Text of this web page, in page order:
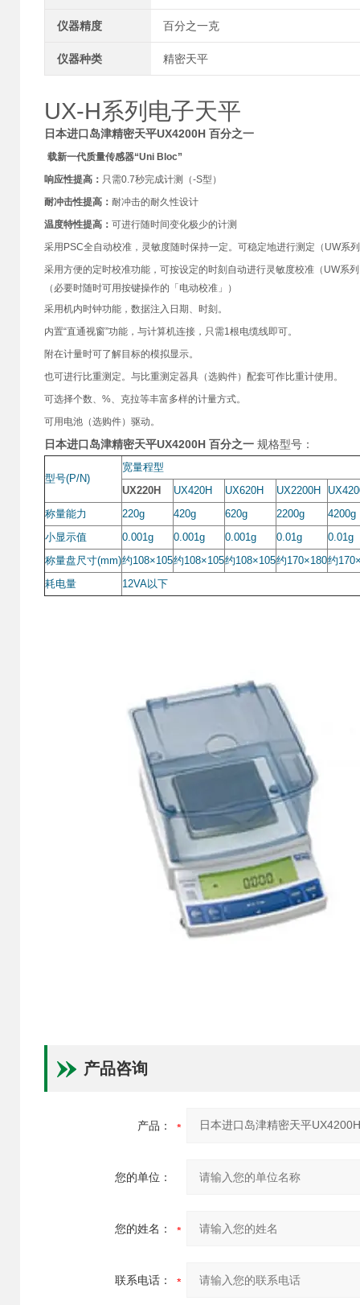
仪器精度 百分之一克
仪器种类 精密天平
UX-H系列电子天平
日本进口岛津精密天平UX4200H 百分之一
载新一代质量传感器“Uni Bloc”
响应性提高： 只需0.7秒完成计测（-S型）
耐冲击性提高： 耐冲击的耐久性设计
温度特性提高： 可进行随时间变化极少的计测
采用PSC全自动校准，灵敏度随时保持一定。可稳定地进行测定（UW系
采用方便的定时校准功能，可按设定的时刻自动进行灵敏度校准（UW系
（必要时随时可用按键操作的「电动校准」）
采用机内时钟功能，数据注入日期、时刻。
内置“直通视窗”功能，与计算机连接，只需1根电缆线即可。
附在计量时可了解目标的模拟显示。
也可进行比重测定。与比重测定器具（选购件）配套可作比重计使用。
可选择个数、%、克拉等丰富多样的计量方式。
可用电池（选购件）驱动。
日本进口岛津精密天平UX4200H 百分之一 规格型号：
型号(P/N)
宽量程型
UX220H
UX420H UX620H UX2200H
称量能力
220g 420g 620g 2200g
4200g
小显示值
0.001g 0.001g 0.001g 0.01g
0.01g
称量盘尺寸(mm)约108×105约108×105约108×105约170×180约
耗电量
12VA以下
产品咨询
产品：
您的单位：
您的姓名：
联系电话：